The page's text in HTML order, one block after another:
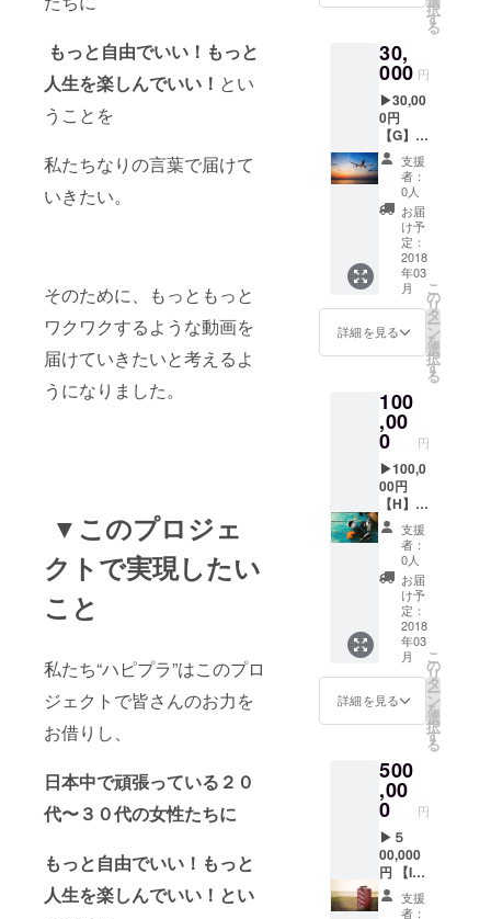
もっと自由でいい！もっと
人生を楽しんでいい！ とい
うことを
私たちなりの言葉で届けて
いきたい。
そのために、もっともっと
ワクワクするような動画を
届けていきたいと考えるよ
うになりました。
▼このプロジェ
クトで実現したい
こと
私たち“ハピプラ”はこのプロ
ジェクトで皆さんのお力を
お借りし、
日本中で頑張っている２０
代〜３０代の女性たちに
もっと自由でいい！もっと
人生を楽しんでいい！とい
ラと一
緒に旅
を楽し
みたい
方はぜ
ひ♪ ※配
送方
法：レ
ター
パック
にて発
送いた
します
カー
ハピプ
ラ旅
オリジ
ナル
フォト
ブック
（１
冊） ハ
ピプラ
ともっ
と一緒
に旅を
満喫し
よう！
ポスト
カード
もフォ
して貴
方も一
緒に思
い出を
シェ
ア！ ※
発送方
法：レ
ター
パック
で発送
いたし
ます
択
す
る
30,
000 円
▶︎30,00
0円
【G】ハ
ピプラ
旅のオ
リジナ
ルポス
トカー
ド（10
枚） ＋
ハピプ
ラ旅オ
リジナ
ルス
テッ
カー
ハピプ
ラ旅
オリジ
ナル
フォト
ブック
（１
冊） ＋
ハピプ
ラ旅
ガイド
ブック
に乗っ
てな
い！？
厳選お
土産“ハ
ピプラ
のおす
そ分け”
ラ旅で
貴方の
お土産
を選ん
できま
す♪ ど
んなも
のが届
くかは
支援
者：
0人
お届
け予
定：
2018
年03
月
詳細を見る
こ
の
リ
タ
ー
ン
を
選
択
す
る
100
,00
0 円
▶︎100,0
00円
【H】ハ
ピプラ
旅のオ
リジナ
ルポス
トカー
ド（10
枚） ＋
ハピプ
ラ旅オ
リジナ
ルス
テッ
カー
ハピプ
ラ旅
オリジ
ナル
フォト
ブック
（１
冊）
＋
支援
者：
0人
お届
け予
定：
2018
年03
月
詳細を見る
こ
の
リ
タ
ー
ン
を
選
択
す
る
500
,00
0 円
▶︎５
00,000
円 【I】
ハピプ
ラ旅の
支援
者：